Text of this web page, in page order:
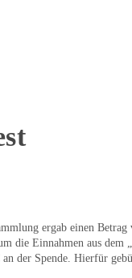
ergab einen
die Einnahmen aus
der Spende. Hierfür